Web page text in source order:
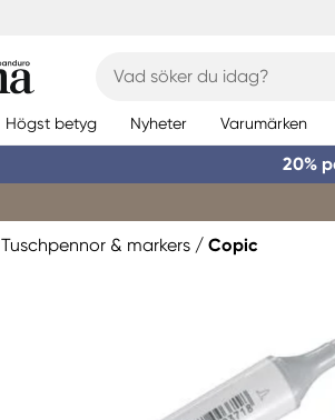
Högst betyg Nyheter Varumärken
20%
Tuschpennor & markers Copic